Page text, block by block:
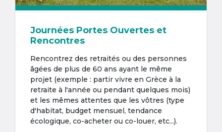
Journées Portes Ouvertes et
Rencontres
Rencontrez des retraités ou des personnes
âgées de plus de 60 ans ayant le même
projet (exemple : partir vivre en Grèce à la
retraite à l'année ou pendant quelques mois)
et les mêmes attentes que les vôtres (type
d'habitat, budget mensuel, tendance
écologique, co-acheter ou co-louer, etc...).